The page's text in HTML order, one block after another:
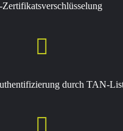
Zertifikatsverschlüsselung

durch TAN-
